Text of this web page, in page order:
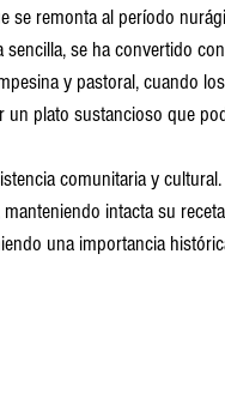
se remonta al período
se ha convertido
y pastoral, cuando
un plato sustancioso que
comunitaria y
intacta su
una importancia